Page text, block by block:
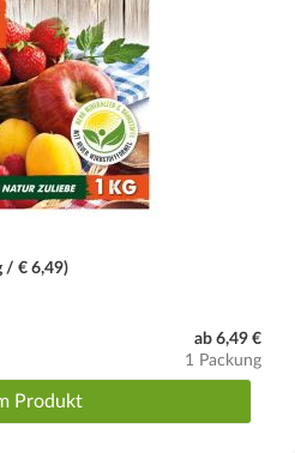
/ € 6,49)
ab 6,49 €
1 Packung
Produkt